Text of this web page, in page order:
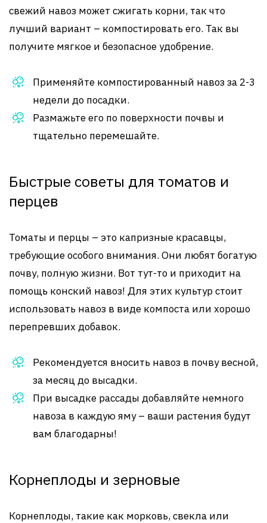
свежий навоз может сжигать корни, так что
лучший вариант – компостировать его. Так вы
получите мягкое и безопасное удобрение.
Применяйте компостированный навоз за 2-3
недели до посадки.
Размажьте его по поверхности почвы и
тщательно перемешайте.
Быстрые советы для томатов и
перцев
Томаты и перцы – это капризные красавцы,
требующие особого внимания. Они любят богатую
почву, полную жизни. Вот тут-то и приходит на
помощь конский навоз! Для этих культур стоит
использовать навоз в виде компоста или хорошо
перепревших добавок.
Рекомендуется вносить навоз в почву весной,
за месяц до высадки.
При высадке рассады добавляйте немного
навоза в каждую яму – ваши растения будут
вам благодарны!
Корнеплоды и зерновые
Корнеплоды, такие как морковь, свекла или